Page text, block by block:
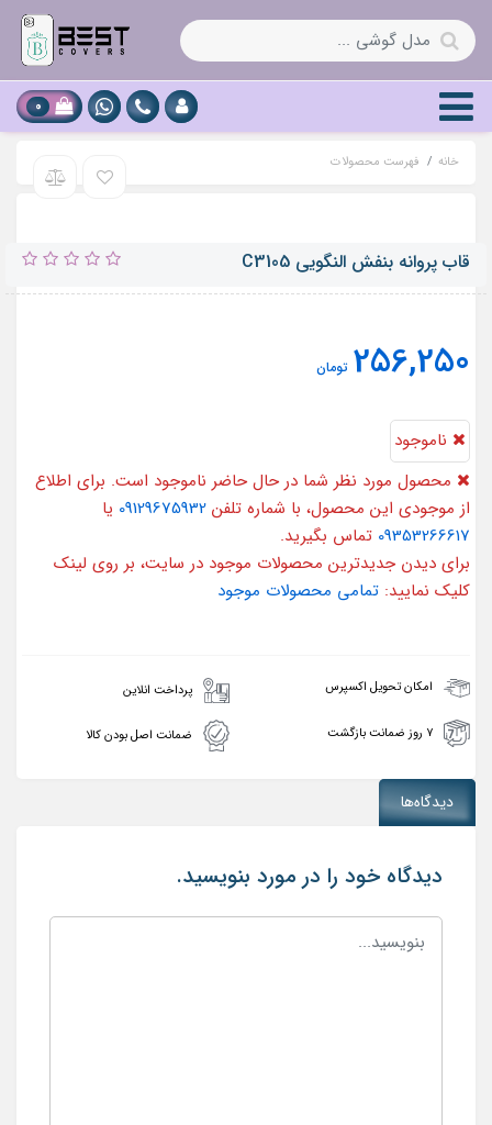
0
خانه فهرست محصولات
قاب پروانه بنفش النگویی C3105
256,250 تومان
ناموجود
محصول مورد نظر شما در حال حاضر ناموجود است. برای اطلاع
از موجودی این محصول، با شماره تلفن 09129675932 یا
09353266617 تماس بگیرید.
برای دیدن جدیدترین محصولات موجود در سایت، بر روی لینک
کلیک نمایید: تمامی محصولات موجود
امکان تحویل اکسپرس پرداخت انلاین
۷ روز ضمانت بازگشت ضمانت اصل بودن کالا
دیدگاه‌ها
دیدگاه خود را در مورد بنویسید.